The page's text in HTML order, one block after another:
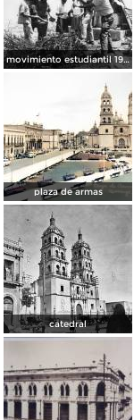
movimiento estudiantil 1966
plaza de armas
catedral